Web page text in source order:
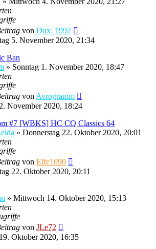
von Dux_1992
5. November 2020, 21:34
Ban
» Sonntag 1. November 2020, 18:47
von Avrogramm
November 2020, 18:24
#7 [WBKS] HC CQ Classics 64
» Donnerstag 22. Oktober 2020, 20:01
von Elfe1090
22. Oktober 2020, 20:11
» Mittwoch 14. Oktober 2020, 15:13
von JLe72
Oktober 2020, 16:35